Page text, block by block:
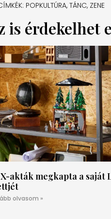
POPKULTÚRA, TÁNC, ZENE
is érdekelhet
akták megkapta a saját
olvasom »